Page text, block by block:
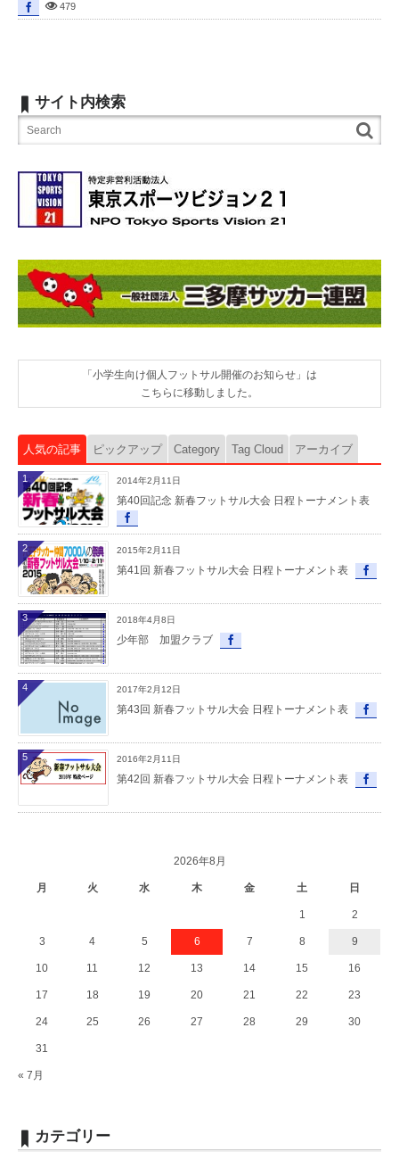
479
サイト内検索
「小学生向け個人フットサル開催のお知らせ」は
こちらに移動しました。
人気の記事 ピックアップ Category Tag Cloud アーカイブ
2014年2月11日
第40回記念 新春フットサル大会 日程トーナメント表
1
2015年2月11日
第41回 新春フットサル大会 日程トーナメント表
2
2018年4月8日
少年部 加盟クラブ
3
2017年2月12日
第43回 新春フットサル大会 日程トーナメント表
4
2016年2月11日
第42回 新春フットサル大会 日程トーナメント表
5
2026年8月
月 火 水 木 金 土 日
« 7月
1 2
3 4 5 6 7 8 9
10 11 12 13 14 15 16
17 18 19 20 21 22 23
24 25 26 27 28 29 30
31
カテゴリー